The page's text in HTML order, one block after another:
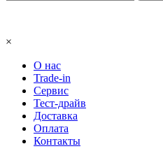
×
О нас
Trade-in
Сервис
Тест-драйв
Доставка
Оплата
Контакты